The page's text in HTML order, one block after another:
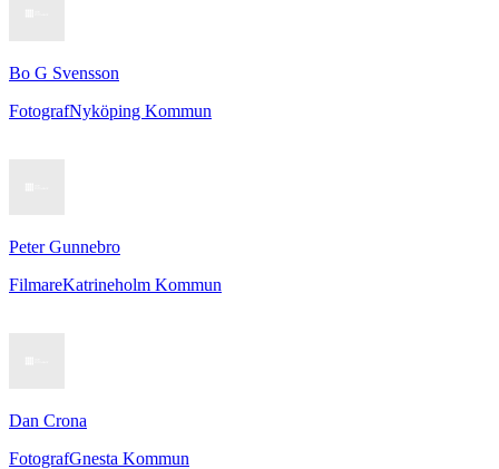
Bo G Svensson
FotografNyköping Kommun
Peter Gunnebro
FilmareKatrineholm Kommun
Dan Crona
FotografGnesta Kommun